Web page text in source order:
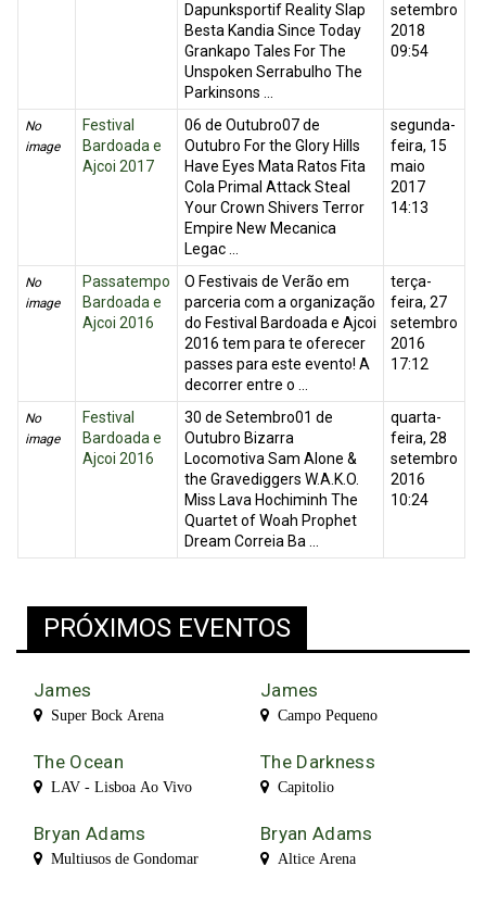
Dapunksportif Reality Slap
Besta Kandia Since Today
Grankapo Tales For The
Unspoken Serrabulho The
Parkinsons ...
setembro
2018
09:54
No
image
Festival
Bardoada e
Ajcoi 2017
06 de Outubro07 de
Outubro For the Glory Hills
Have Eyes Mata Ratos Fita
Cola Primal Attack Steal
Your Crown Shivers Terror
Empire New Mecanica
Legac ...
segunda-
feira, 15
maio
2017
14:13
No
image
Passatempo
Bardoada e
Ajcoi 2016
O Festivais de Verão em
parceria com a organização
do Festival Bardoada e Ajcoi
2016 tem para te oferecer
passes para este evento! A
decorrer entre o ...
terça-
feira, 27
setembro
2016
17:12
No
image
Festival
Bardoada e
Ajcoi 2016
30 de Setembro01 de
Outubro Bizarra
Locomotiva Sam Alone &
the Gravediggers W.A.K.O.
Miss Lava Hochiminh The
Quartet of Woah Prophet
Dream Correia Ba ...
quarta-
feira, 28
setembro
2016
10:24
PRÓXIMOS EVENTOS
James
Super Bock Arena
James
Campo Pequeno
The Ocean
LAV - Lisboa Ao Vivo
The Darkness
Capitolio
Bryan Adams
Multiusos de Gondomar
Bryan Adams
Altice Arena